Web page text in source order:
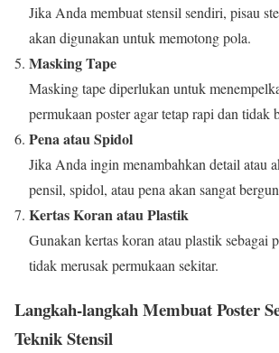
Jika Anda membuat stensil sendiri, pisau
akan digunakan untuk memotong pola.
Masking Tape
Masking tape diperlukan untuk
permukaan poster agar tetap rapi dan tidak
Pena atau Spidol
Jika Anda ingin menambahkan detail atau
pensil, spidol, atau pena akan sangat
Kertas Koran atau Plastik
Gunakan kertas koran atau plastik sebagai
tidak merusak permukaan sekitar.
Langkah-langkah Membuat Poster
Teknik Stensil